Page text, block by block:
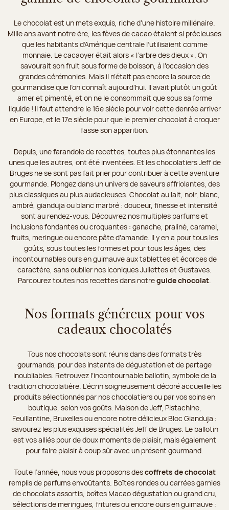
Le chocolat est un mets exquis, riche d’une histoire millénaire.
Mille ans avant notre ère, les fèves de cacao étaient si précieuses
que les habitants d’Amérique centrale l’utilisaient comme
monnaie. Le cacaoyer était alors « l’arbre des dieux ». On
savourait son fruit sous forme de boisson, à l’occasion des
grandes cérémonies. Mais il n’était pas encore la source de
gourmandise que l’on connaît aujourd’hui. Il avait plutôt un goût
amer et pimenté, et on ne le consommait que sous sa forme
liquide ! Il faut attendre le 16e siècle pour voir cette denrée arriver
en Europe, et le 17e siècle pour que le premier chocolat à croquer
fasse son apparition.
Depuis, une farandole de recettes, toutes plus étonnantes les
unes que les autres, ont été inventées. Et les chocolatiers Jeff de
Bruges ne se sont pas fait prier pour contribuer à cette aventure
gourmande. Plongez dans un univers de saveurs affriolantes, des
plus classiques au plus audacieuses. Chocolat au lait, noir, blanc,
ambré, gianduja ou blanc marbré : douceur, finesse et intensité
sont au rendez-vous. Découvrez nos multiples parfums et
inclusions fondantes ou croquantes : ganache, praliné, caramel,
fruits, meringue ou encore pâte d’amande. Il y en a pour tous les
goûts, sous toutes les formes et pour tous les âges, des
incontournables ours en guimauve aux tablettes et écorces de
caractère, sans oublier nos iconiques Juliettes et Gustaves.
Parcourez toutes nos recettes dans notreguide chocolat
Nos formats généreux pour vos
cadeaux chocolatés
Tous nos chocolats sont réunis dans des formats très
gourmands, pour des instants de dégustation et de partage
inoubliables. Retrouvez l’incontournable ballotin, symbole de la
tradition chocolatière. L’écrin soigneusement décoré accueille les
produits sélectionnés par nos chocolatiers ou par vos soins en
boutique, selon vos goûts. Maison de Jeff, Pistachine,
Feuillantine, Bruxelles ou encore notre délicieux Bloc Gianduja :
savourez les plus exquises spécialités Jeff de Bruges. Le ballotin
est vos alliés pour de doux moments de plaisir, mais également
pour faire plaisir à coup sûr avec un présent gourmand.
Toute l’année, nous vous proposons descoffrets de chocolat
remplis de parfums envoûtants. Boîtes rondes ou carrées garnies
de chocolats assortis, boîtes Macao dégustation ou grand cru,
sélections de meringues, fritures ou encore ours en guimauve :